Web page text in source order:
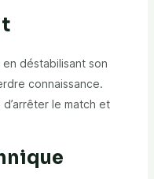
déstabilisant son
connaissance.
d’arrêter le match et